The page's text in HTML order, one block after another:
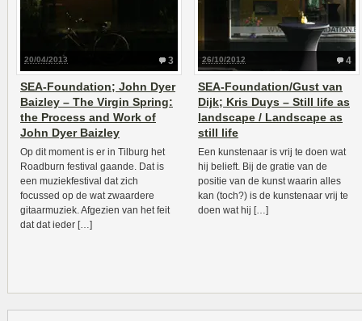
3
20/04/2013
SEA-Foundation; John Dyer
Baizley – The Virgin Spring:
the Process and Work of
John Dyer Baizley
Op dit moment is er in Tilburg het
Roadburn festival gaande. Dat is
een muziekfestival dat zich
focussed op de wat zwaardere
gitaarmuziek. Afgezien van het feit
dat dat ieder […]
4
26/10/2012
SEA-Foundation/Gust van
Dijk; Kris Duys – Still life as
landscape / Landscape as
still life
Een kunstenaar is vrij te doen wat
hij belieft. Bij de gratie van de
positie van de kunst waarin alles
kan (toch?) is de kunstenaar vrij te
doen wat hij […]